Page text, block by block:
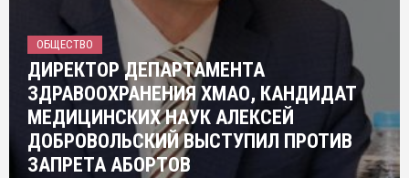
ОБЩЕСТВО
ДИРЕКТОР ДЕПАРТАМЕНТА
ЗДРАВООХРАНЕНИЯ ХМАО, КАНДИДАТ
МЕДИЦИНСКИХ НАУК АЛЕКСЕЙ
ДОБРОВОЛЬСКИЙ ВЫСТУПИЛ ПРОТИВ
ЗАПРЕТА АБОРТОВ